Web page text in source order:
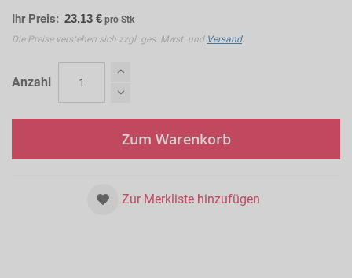
Ihr Preis: 23,13 € pro Stk
Die Preise verstehen sich zzgl. ges. Mwst. und Versand.
Anzahl
Zum Warenkorb
Zur Merkliste hinzufügen